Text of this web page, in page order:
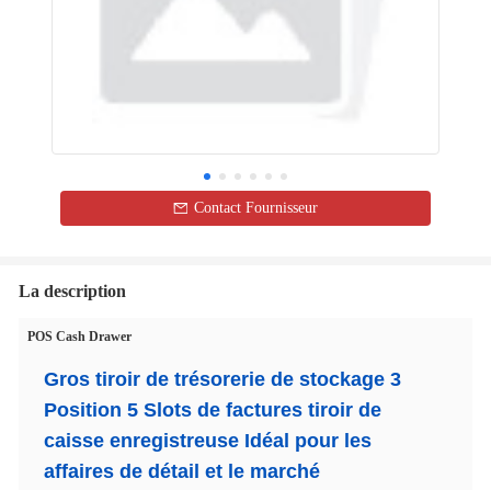
Contact Fournisseur
La description
POS Cash Drawer
Gros tiroir de trésorerie de stockage 3
Position 5 Slots de factures tiroir de
caisse enregistreuse Idéal pour les
affaires de détail et le marché